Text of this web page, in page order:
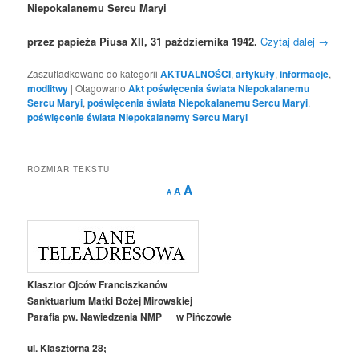
Niepokalanemu Sercu Maryi
przez papieża Piusa XII, 31 października 1942. Czytaj dalej →
Zaszufladkowano do kategorii AKTUALNOŚCI,artykuły,informacje,
modlitwy |Otagowano Akt poświęcenia świata Niepokalanemu
Sercu Maryi,poświęcenia świata Niepokalanemu Sercu Maryi,
poświęcenie świata Niepokalanemy Sercu Maryi
ROZMIAR TEKSTU
A
Decrease
font
A Reset
AIncrease
Klasztor Ojców Franciszkanów
Sanktuarium Matki Bożej Mirowskiej
Parafia pw. Nawiedzenia NMP w Pińczowie
ul. Klasztorna 28;